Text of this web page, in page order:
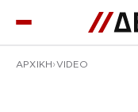
ΑΡΧΙΚΉ VIDEO